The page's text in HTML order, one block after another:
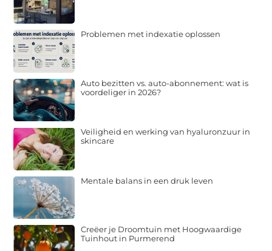
Problemen met indexatie oplossen
Auto bezitten vs. auto-abonnement: wat is
voordeliger in 2026?
Veiligheid en werking van hyaluronzuur in
skincare
Mentale balans in een druk leven
Creëer je Droomtuin met Hoogwaardige
Tuinhout in Purmerend